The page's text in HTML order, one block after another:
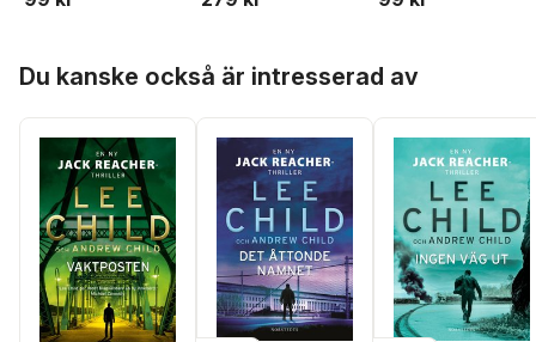
Du kanske också är intresserad av